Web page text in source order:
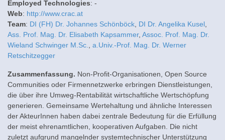
Employed Technologies: -
Web: http://www.crac.at
Team: DI (FH) Dr. Johannes Schönböck DI Dr. Angelika Kusel
Ass. Prof. Mag. Dr. Elisabeth Kapsammer, Assoc. Prof. Mag. Dr.
Wieland Schwinger M.Sc.
a.Univ.-Prof. Mag. Dr. Werner
Retschitzegger
Zusammenfassung. Non-Profit-Organisationen, Open Source
Communities oder Firmennetzwerke erbringen Dienstleistungen,
die über ihre Umweg-Rentabilität wirtschaftliche Wertschöpfung
generieren. Gemeinsame Wertehaltung und ähnliche Interessen
der AkteurInnen haben dabei zentrale Bedeutung für die Erfüllung
der meist ehrenamtlichen, kooperativen Aufgaben. Die nicht
zuletzt aufgrund mangelnder systemtechnischer Unterstützung